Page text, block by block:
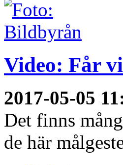
Video: Får
2017-05-05
Det finns
de här